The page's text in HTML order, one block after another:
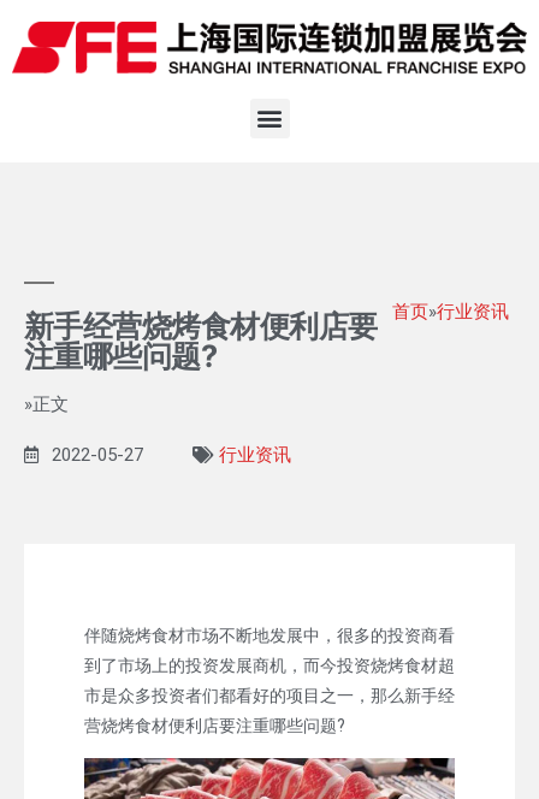
新手经营烧烤食材便利店要
注重哪些问题?
首页»行业资讯
»正文
2022-05-27 行业资讯
伴随烧烤食材市场不断地发展中，很多的投资商看
到了市场上的投资发展商机，而今投资烧烤食材超
市是众多投资者们都看好的项目之一，那么新手经
营烧烤食材便利店要注重哪些问题?